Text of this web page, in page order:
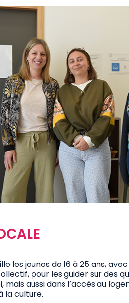
les jeunes de 16 à 25 ans,
pour les guider sur des
mais aussi dans l’accès au
la culture.